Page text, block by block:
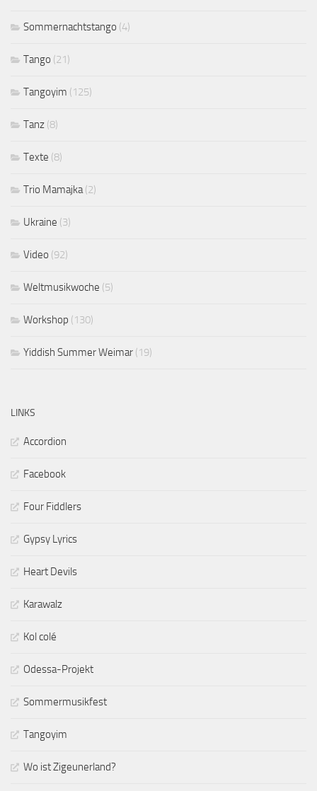
Sommernachtstango (4)
Tango (21)
Tangoyim (125)
Tanz (8)
Texte (8)
Trio Mamajka(2)
Ukraine (3)
Video (92)
Weltmusikwoche (5)
Workshop (130)
Yiddish Summer Weimar (19)
LINKS
Accordion
Facebook
Four Fiddlers
Gypsy Lyrics
Heart Devils
Karawalz
Kol colé
Odessa-Projekt
Sommermusikfest
Tangoyim
Wo ist Zigeunerland?